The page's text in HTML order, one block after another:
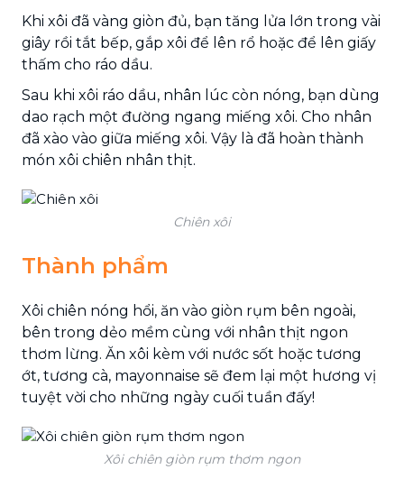
Khi xôi đã vàng giòn đủ, bạn tăng lửa lớn trong vài
giây rồi tắt bếp, gắp xôi để lên rổ hoặc để lên giấy
thấm cho ráo dầu.
Sau khi xôi ráo dầu, nhân lúc còn nóng, bạn dùng
dao rạch một đường ngang miếng xôi. Cho nhân
đã xào vào giữa miếng xôi. Vậy là đã hoàn thành
món xôi chiên nhân thịt.
Chiên xôi
Thành phẩm
Xôi chiên nóng hổi, ăn vào giòn rụm bên ngoài,
bên trong dẻo mềm cùng với nhân thịt ngon
thơm lừng. Ăn xôi kèm với nước sốt hoặc tương
ớt, tương cà, mayonnaise sẽ đem lại một hương vị
tuyệt vời cho những ngày cuối tuần đấy!
Xôi chiên giòn rụm thơm ngon